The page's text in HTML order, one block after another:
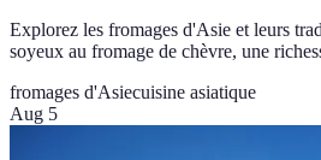
Explorez les fromages d'Asie et leurs
soyeux au fromage de chèvre, une
fromages d'Asiecuisine asiatique
Aug 5